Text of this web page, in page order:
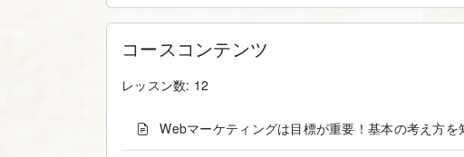
コースコンテンツ
レッスン数: 12
Webマーケティングは目標が重要！基本の考え方を